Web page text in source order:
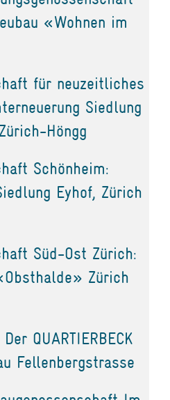
«Wohnen im
für neuzeitliches
Siedlung
Höngg
Schönheim:
Eyhof, Zürich
Süd-Ost Zürich:
Zürich
QUARTIERBECK
Fellenbergstrasse